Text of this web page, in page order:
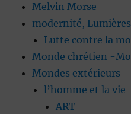
Melvin Morse
modernité,
Lutte contre la
Monde chrétien -
Mondes extérieurs
l’homme et la vie
ART